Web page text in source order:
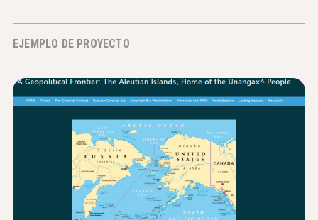
Acerca de NHD
EJEMPLO DE PROYECTO